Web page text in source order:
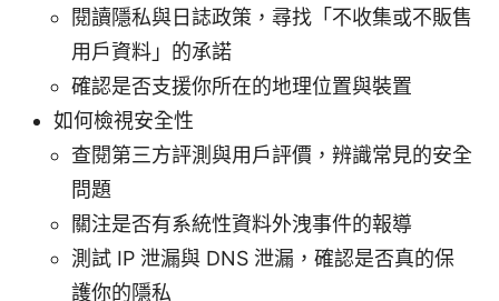
閱讀隱私與日誌政策，尋找「不收集或不販售
用戶資料」的承諾
確認是否支援你所在的地理位置與裝置
如何檢視安全性
查閱第三方評測與用戶評價，辨識常見的安全
問題
關注是否有系統性資料外洩事件的報導
測試 IP 泄漏與 DNS 泄漏，確認是否真的保
護你的隱私